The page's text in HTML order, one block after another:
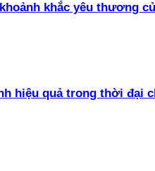
khắc yêu thương
hiệu quả trong thời đại